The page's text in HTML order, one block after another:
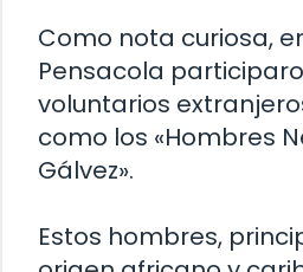
Como nota curiosa,
Pensacola
voluntarios
como los «Hombres
Gálvez».
Estos hombres,